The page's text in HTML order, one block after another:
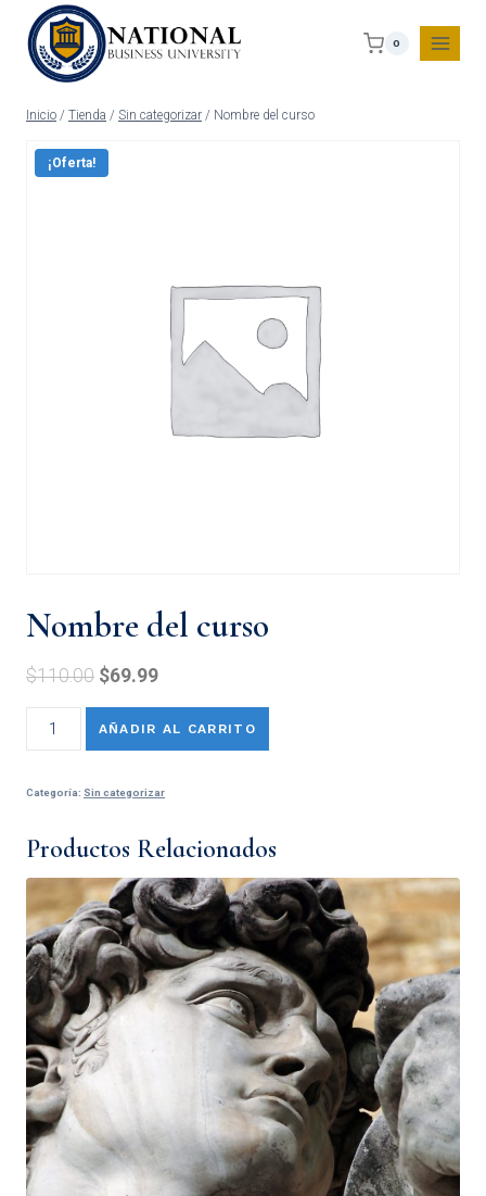
0
Inicio / Tienda / Sin categorizar / Nombre del curso
¡Oferta!
Nombre del curso
$110.00 $69.99
AÑADIR AL CARRITO
Categoría: Sin categorizar
Productos Relacionados